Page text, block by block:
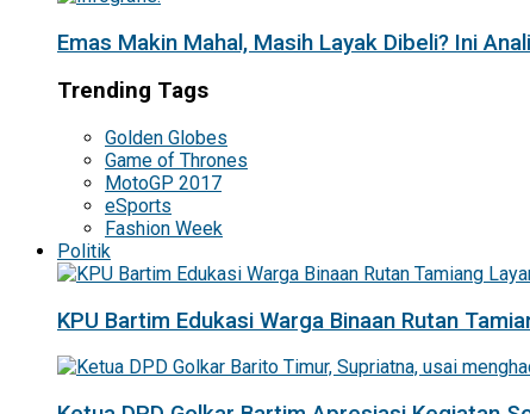
Emas Makin Mahal, Masih Layak Dibeli? Ini
Trending Tags
Golden Globes
Game of Thrones
MotoGP 2017
eSports
Fashion Week
Politik
KPU Bartim Edukasi Warga Binaan Rutan